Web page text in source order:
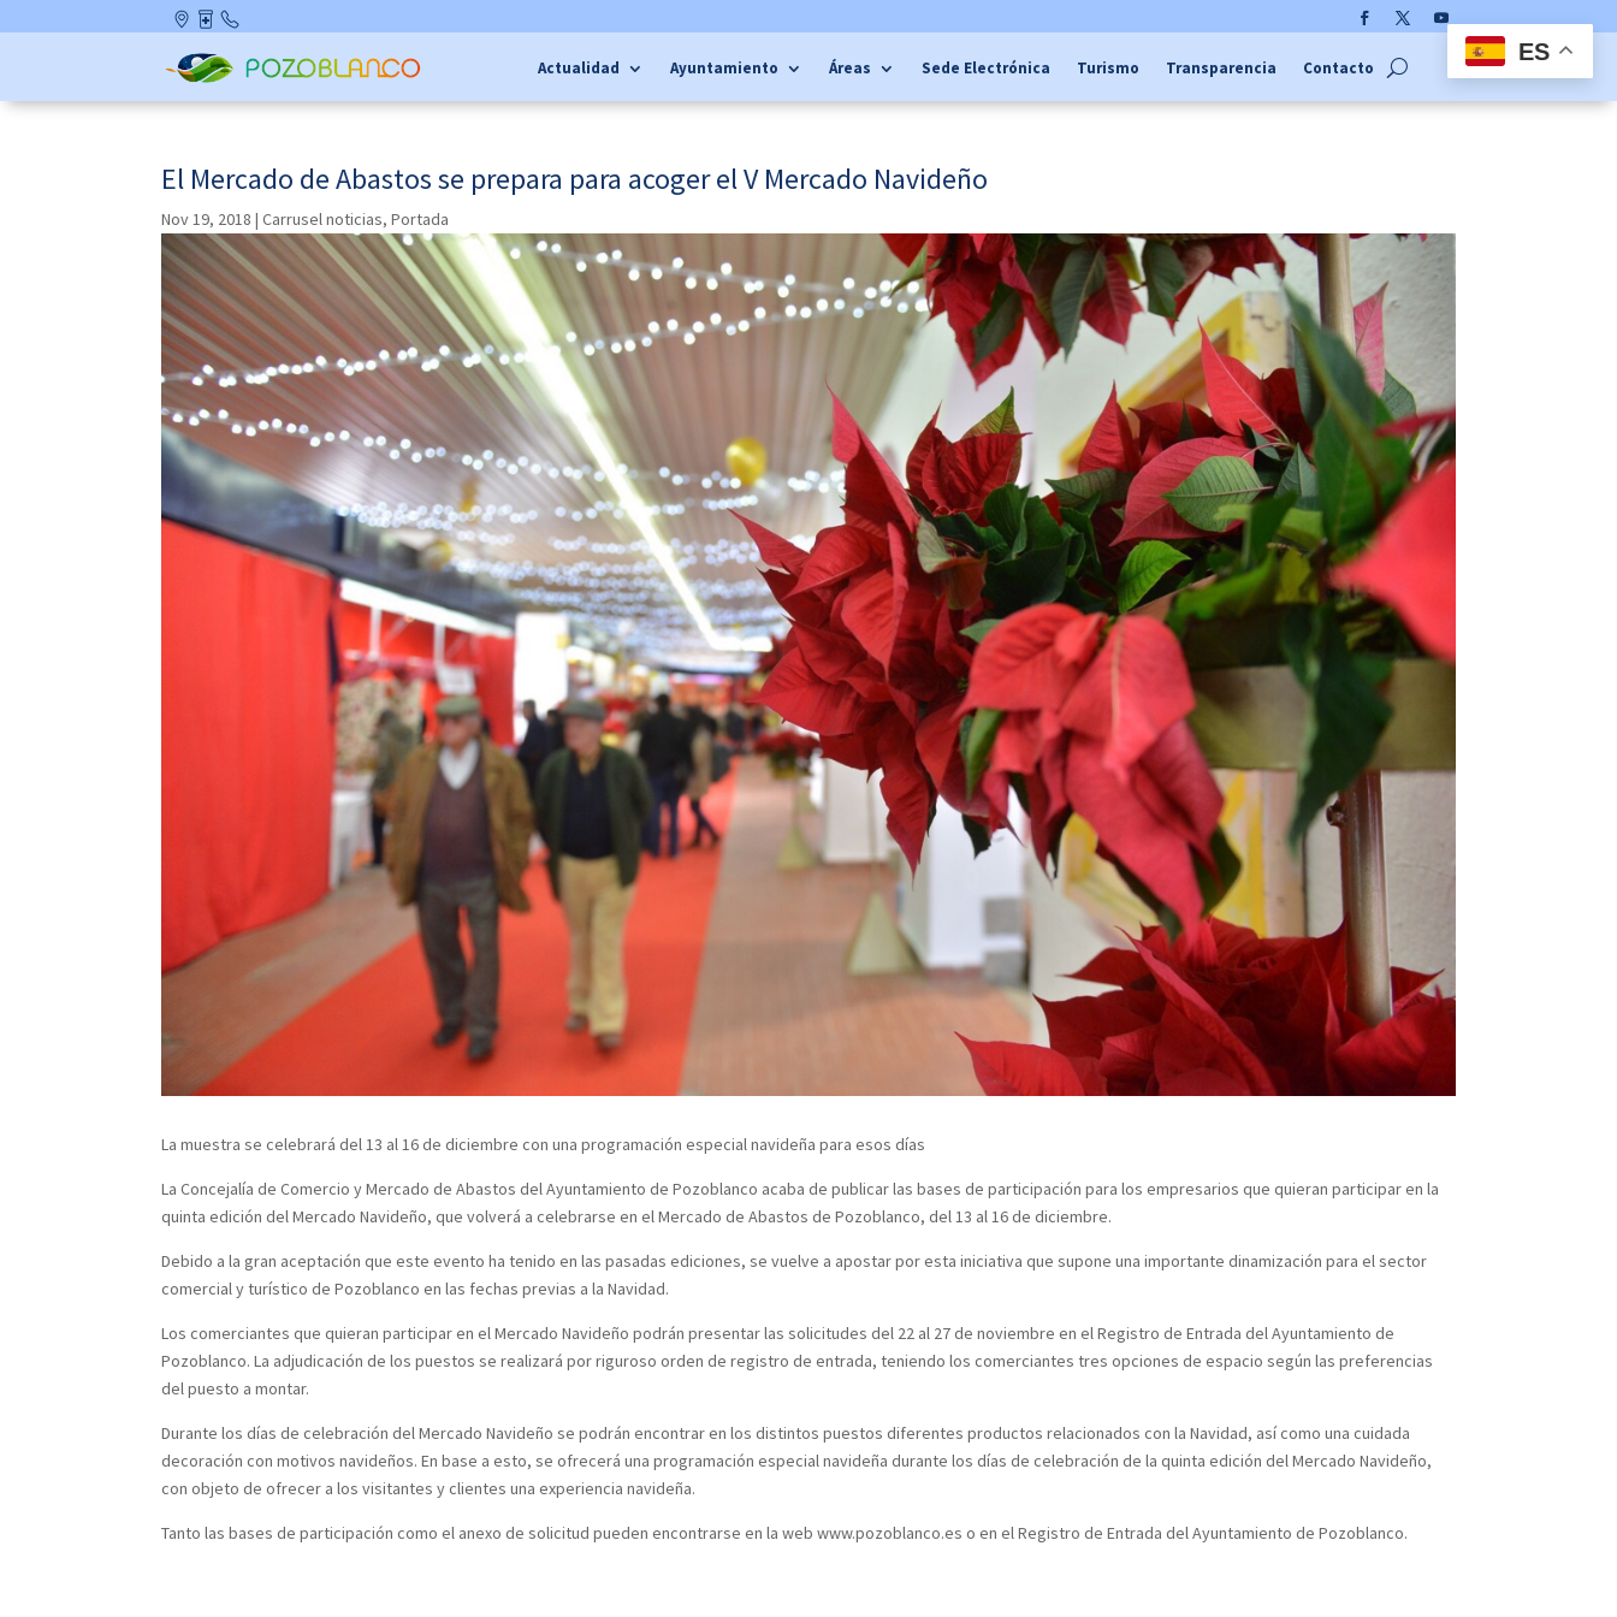
to
Ubicació
n
Farmaci
as de
Contact
o
YouTube
Actualidad
Ayuntamiento Áreas Sede Electrónica Turismo Transparencia Contacto
El Mercado de Abastos se prepara para acoger el V Mercado Navideño
Nov 19, 2018 |Carrusel noticias,Portada
La muestra se celebrará del 13 al 16 de diciembre con una programación especial navideña para esos días
La Concejalía de Comercio y Mercado de Abastos del Ayuntamiento de Pozoblanco acaba de publicar las bases de participación para los empresarios que quieran participar en la
quinta edición del Mercado Navideño, que volverá a celebrarse en el Mercado de Abastos de Pozoblanco, del 13 al 16 de diciembre.
Debido a la gran aceptación que este evento ha tenido en las pasadas ediciones, se vuelve a apostar por esta iniciativa que supone una importante dinamización para el sector
comercial y turístico de Pozoblanco en las fechas previas a la Navidad.
Los comerciantes que quieran participar en el Mercado Navideño podrán presentar las solicitudes del 22 al 27 de noviembre en el Registro de Entrada del Ayuntamiento de
Pozoblanco. La adjudicación de los puestos se realizará por riguroso orden de registro de entrada, teniendo los comerciantes tres opciones de espacio según las preferencias
del puesto a montar.
Durante los días de celebración del Mercado Navideño se podrán encontrar en los distintos puestos diferentes productos relacionados con la Navidad, así como una cuidada
decoración con motivos navideños. En base a esto, se ofrecerá una programación especial navideña durante los días de celebración de la quinta edición del Mercado Navideño,
con objeto de ofrecer a los visitantes y clientes una experiencia navideña.
Tanto las bases de participación como el anexo de solicitud pueden encontrarse en la web www.pozoblanco.es o en el Registro de Entrada del Ayuntamiento de Pozoblanco.
ES